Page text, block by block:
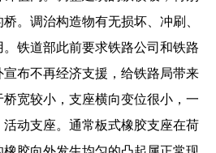
。调治构造物有无损坏、冲刷、
铁道部此前要求铁路公司和铁路
布不再经济支援，给铁路局带来
宽较小，支座横向变位很小，一
动支座。通常板式橡胶支座在荷